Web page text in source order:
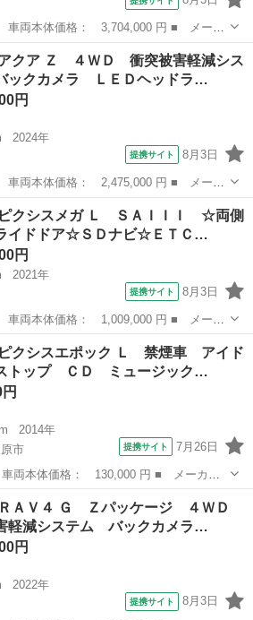
ノア ■ グレード名： ハイブリッド
ルセグ／ＤＶＤ／ＣＤ／ＢＴ バックカ
アクア Ｚ ４ＷＤ 衝突被害軽減シス
ックカメラ ＬＥＤヘッドラ…
円
2024年
提携サイト 8月3日
アクア ■ グレード名： Ｚ ４Ｗ
バックカメラ ＬＥＤヘッドランプ ス
ピクシスメガ Ｌ ＳＡＩＩＩ ☆両側
イドドア☆ＳＤナビ☆ＥＴＣ…
円
2021年
提携サイト 8月3日
ピクシスメガ ■ グレード名： Ｌ
イドドア☆ＳＤナビ☆ＥＴＣ☆ スマー
ピクシスエポック Ｌ 禁煙車 アイド
トップ ＣＤ ミュージック…
2014年
市
提携サイト 7月26日
クシスエポック ■ グレード名：
トップ ＣＤ ミュージックプレイヤー
ＲＡＶ４ Ｇ Ｚパッケージ ４ＷＤ
軽減システム バックカメラ…
円
2022年
提携サイト 8月3日